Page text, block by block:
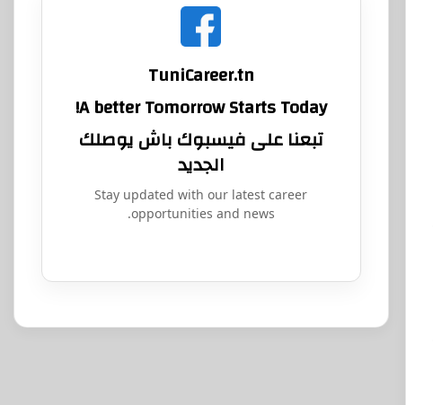
TuniCareer.tn
A better Tomorrow Starts Today!
تبعنا على فيسبوك باش يوصلك
الجديد
Stay updated with our latest career
opportunities and news.